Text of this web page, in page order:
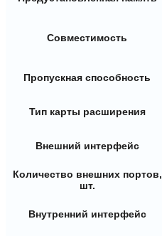
Совместимость
Пропускная способность
Тип карты расширения
Внешний интерфейс
Количество внешних портов,
шт.
Внутренний интерфейс